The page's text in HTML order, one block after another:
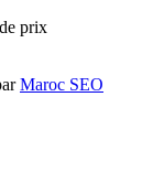
prix
Maroc SEO